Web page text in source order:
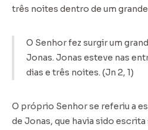
três noites dentro de um
O Senhor fez surgir um
Jonas. Jonas esteve nas
dias e três noites. (Jn 2, 1)
O próprio Senhor se referiu a
de Jonas, que havia sido escrita